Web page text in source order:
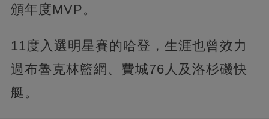
頒年度MVP。
11度入選明星賽的哈登，生涯也曾效力
過布魯克林籃網、費城76人及洛杉磯快
艇。